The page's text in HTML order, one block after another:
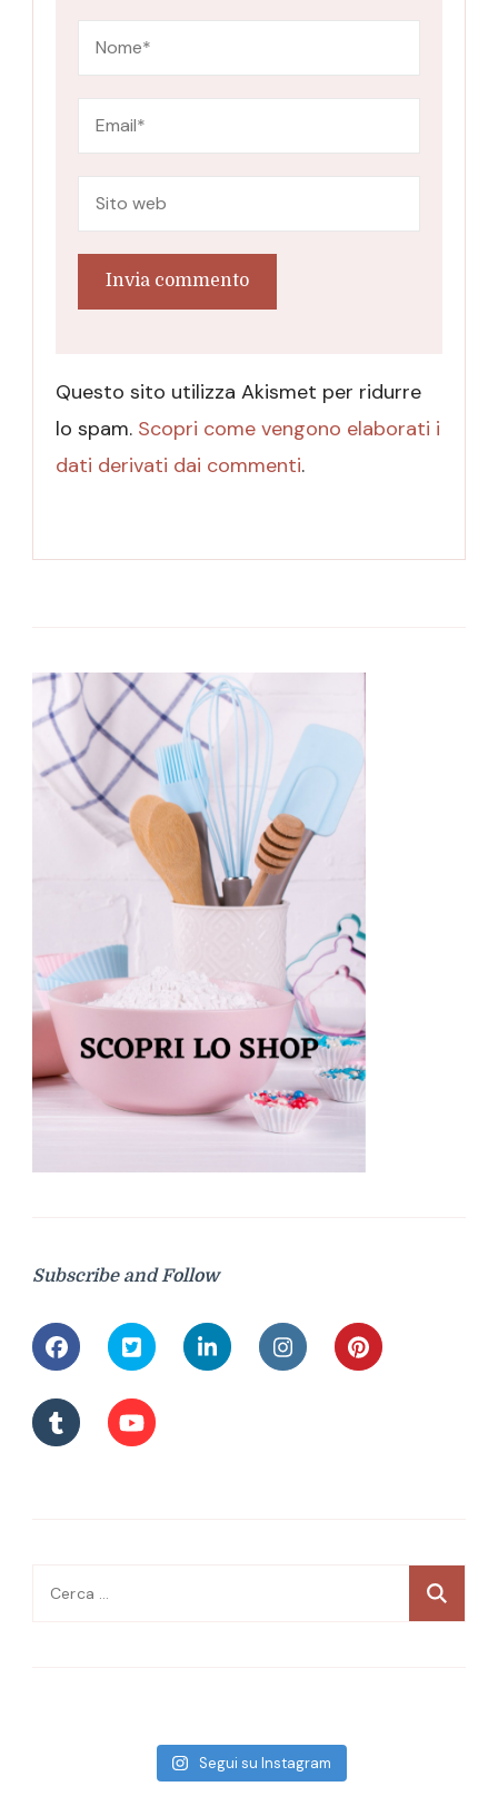
Questo sito utilizza Akismet per ridurre
lo spam. Scopri come vengono elaborati i
dati derivati dai commenti.
Subscribe and Follow
Ricerca
Segui su Instagram